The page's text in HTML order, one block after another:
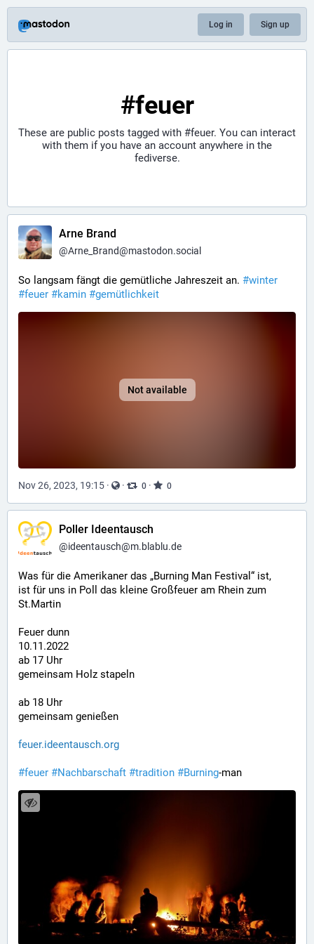
Log in Sign up
#feuer
These are public posts tagged with #feuer. You can interact
with them if you have an account anywhere in the
fediverse.
Arne Brand
@Arne_Brand@mastodon.social
So langsam fängt die gemütliche Jahreszeit an. #winter
#feuer #kamin #gemütlichkeit
Not available
Nov 26, 2023, 19:15 · · 0 · 0
Poller Ideentausch
@ideentausch@m.blablu.de
Was für die Amerikaner das „Burning Man Festival“ ist,
ist für uns in Poll das kleine Großfeuer am Rhein zum
St.Martin
Feuer dunn
10.11.2022
ab 17 Uhr
gemeinsam Holz stapeln
ab 18 Uhr
gemeinsam genießen
feuer.ideentausch.org
#feuer #Nachbarschaft #tradition #Burning-man